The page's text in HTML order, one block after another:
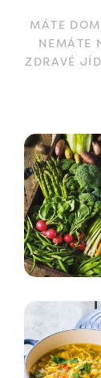
MÁTE
NEMÁTE
ZDRAVÉ